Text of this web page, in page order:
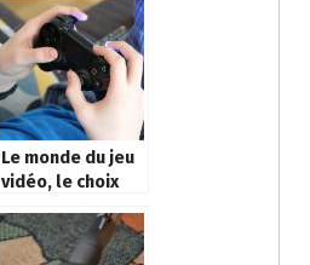
maison
Le monde du jeu
vidéo, le choix
sur internet